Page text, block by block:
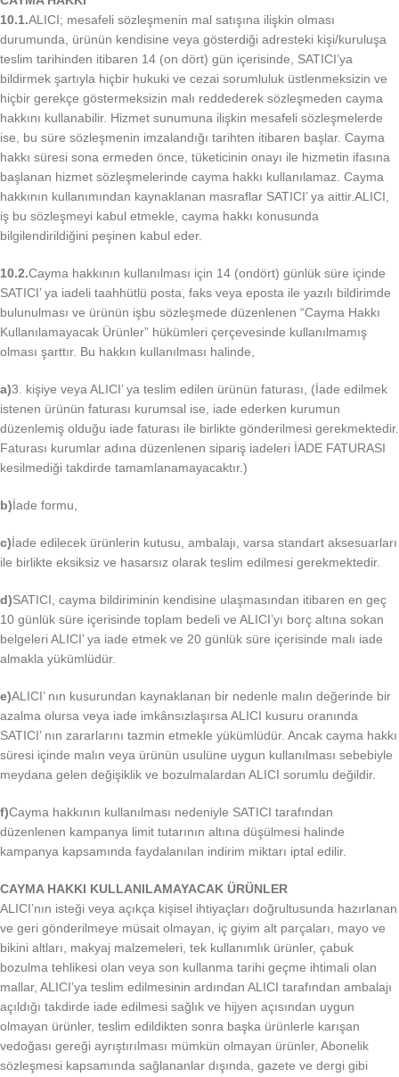
10.1.ALICI; mesafeli sözleşmenin mal satışına ilişkin olması
durumunda, ürünün kendisine veya gösterdiği adresteki kişi/kuruluşa
teslim tarihinden itibaren 14 (on dört) gün içerisinde, SATICI’ya
bildirmek şartıyla hiçbir hukuki ve cezai sorumluluk üstlenmeksizin ve
hiçbir gerekçe göstermeksizin malı reddederek sözleşmeden cayma
hakkını kullanabilir. Hizmet sunumuna ilişkin mesafeli sözleşmelerde
ise, bu süre sözleşmenin imzalandığı tarihten itibaren başlar. Cayma
hakkı süresi sona ermeden önce, tüketicinin onayı ile hizmetin ifasına
başlanan hizmet sözleşmelerinde cayma hakkı kullanılamaz. Cayma
hakkının kullanımından kaynaklanan masraflar SATICI’ ya aittir.ALICI,
iş bu sözleşmeyi kabul etmekle, cayma hakkı konusunda
bilgilendirildiğini peşinen kabul eder.
10.2.Cayma hakkının kullanılması için 14 (ondört) günlük süre içinde
SATICI’ ya iadeli taahhütlü posta, faks veya eposta ile yazılı bildirimde
bulunulması ve ürünün işbu sözleşmede düzenlenen “Cayma Hakkı
Kullanılamayacak Ürünler” hükümleri çerçevesinde kullanılmamış
olması şarttır. Bu hakkın kullanılması halinde,
a)3. kişiye veya ALICI’ ya teslim edilen ürünün faturası, (İade edilmek
istenen ürünün faturası kurumsal ise, iade ederken kurumun
düzenlemiş olduğu iade faturası ile birlikte gönderilmesi gerekmektedir.
Faturası kurumlar adına düzenlenen sipariş iadeleri İADE FATURASI
kesilmediği takdirde tamamlanamayacaktır.)
b)İade formu,
c)İade edilecek ürünlerin kutusu, ambalajı, varsa standart aksesuarları
ile birlikte eksiksiz ve hasarsız olarak teslim edilmesi gerekmektedir.
d)SATICI, cayma bildiriminin kendisine ulaşmasından itibaren en geç
10 günlük süre içerisinde toplam bedeli ve ALICI’yı borç altına sokan
belgeleri ALICI’ ya iade etmek ve 20 günlük süre içerisinde malı iade
almakla yükümlüdür.
e)ALICI’ nın kusurundan kaynaklanan bir nedenle malın değerinde bir
azalma olursa veya iade imkânsızlaşırsa ALICI kusuru oranında
SATICI’ nın zararlarını tazmin etmekle yükümlüdür. Ancak cayma hakkı
süresi içinde malın veya ürünün usulüne uygun kullanılması sebebiyle
meydana gelen değişiklik ve bozulmalardan ALICI sorumlu değildir.
f)Cayma hakkının kullanılması nedeniyle SATICI tarafından
düzenlenen kampanya limit tutarının altına düşülmesi halinde
kampanya kapsamında faydalanılan indirim miktarı iptal edilir.
CAYMA HAKKI KULLANILAMAYACAK ÜRÜNLER
ALICI’nın isteği veya açıkça kişisel ihtiyaçları doğrultusunda hazırlanan
ve geri gönderilmeye müsait olmayan, iç giyim alt parçaları, mayo ve
bikini altları, makyaj malzemeleri, tek kullanımlık ürünler, çabuk
bozulma tehlikesi olan veya son kullanma tarihi geçme ihtimali olan
mallar, ALICI’ya teslim edilmesinin ardından ALICI tarafından ambalajı
açıldığı takdirde iade edilmesi sağlık ve hijyen açısından uygun
olmayan ürünler, teslim edildikten sonra başka ürünlerle karışan
vedoğası gereği ayrıştırılması mümkün olmayan ürünler, Abonelik
sözleşmesi kapsamında sağlananlar dışında, gazete ve dergi gibi